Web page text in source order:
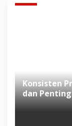
Konsisten
dan
Indonesia